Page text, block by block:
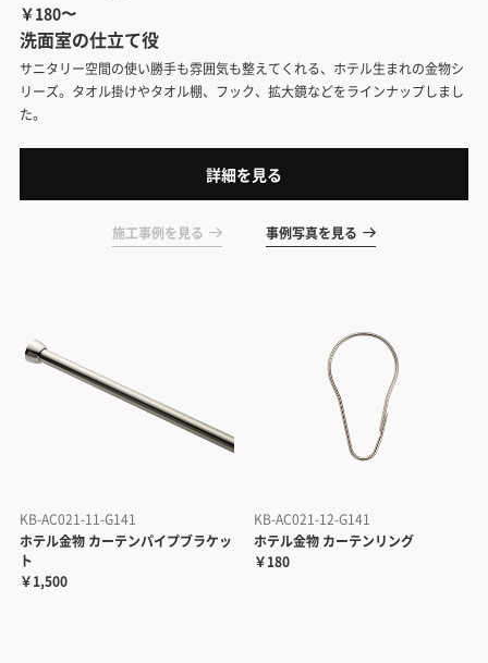
￥180〜
洗面室の仕立て役
サニタリー空間の使い勝手も雰囲気も整えてくれる、ホテル生まれの金物シ
リーズ。タオル掛けやタオル棚、フック、拡大鏡などをラインナップしまし
た。
詳細を見る
施工事例を見る 事例写真を見る
KB-AC021-11-G141
ホテル金物 カーテンパイプブラケッ
ト
￥1,500
KB-AC021-12-G141
ホテル金物 カーテンリング
￥180